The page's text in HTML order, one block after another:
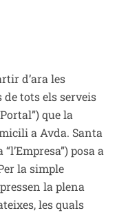
d’ara les
de tots els serveis
que la
a Avda. Santa
posa a
la simple
la plena
les quals